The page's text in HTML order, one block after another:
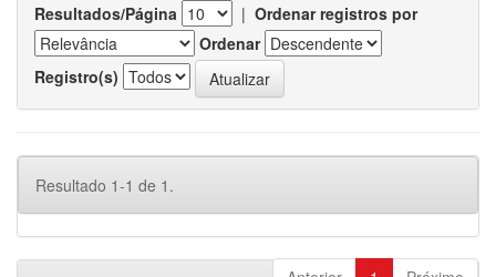
Resultados/Página | Ordenar registros por
Ordenar
Registro(s)
Resultado 1-1 de 1.